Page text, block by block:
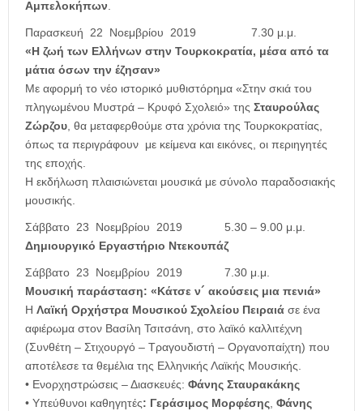
Αμπελοκήπων.
Παρασκευή 22 Νοεμβρίου 2019 7.30 μ.μ.
«Η ζωή των Ελλήνων στην Τουρκοκρατία, μέσα από τα
μάτια όσων την έζησαν»
Με αφορμή το νέο ιστορικό μυθιστόρημα «Στην σκιά του
πληγωμένου Μυστρά – Κρυφό Σχολειό» της Σταυρούλας
Ζώρζου, θα μεταφερθούμε στα χρόνια της Τουρκοκρατίας,
όπως τα περιγράφουν με κείμενα και εικόνες, οι περιηγητές
της εποχής.
Η εκδήλωση πλαισιώνεται μουσικά με σύνολο παραδοσιακής
μουσικής.
Σάββατο 23 Νοεμβρίου 2019
5.30 – 9.00 μ.μ.
Δημιουργικό Εργαστήριο Ντεκουπάζ
Σάββατο 23 Νοεμβρίου 2019
7.30 μ.μ.
Μουσική παράσταση: «Κάτσε ν´ ακούσεις μια πενιά»
Η Λαϊκή Ορχήστρα Μουσικού Σχολείου Πειραιά σε ένα
αφιέρωμα στον Βασίλη Τσιτσάνη, στο λαϊκό καλλιτέχνη
(Συνθέτη – Στιχουργό – Τραγουδιστή – Οργανοπαίχτη) που
αποτέλεσε τα θεμέλια της Ελληνικής Λαϊκής Μουσικής.
• Ενορχηστρώσεις – Διασκευές: Φάνης Σταυρακάκης
• Υπεύθυνοι καθηγητές: Γεράσιμος Μορφέσης, Φάνης